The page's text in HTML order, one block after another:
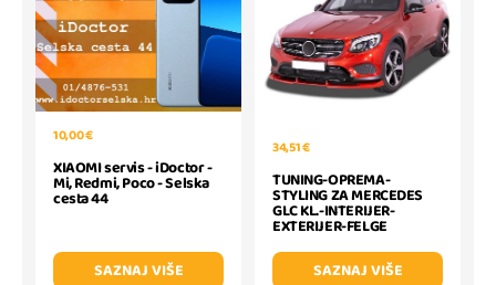
10,00 €
XIAOMI servis - iDoctor -
Mi, Redmi, Poco - Selska
cesta 44
SAZNAJ VIŠE
34,51 €
TUNING-OPREMA-
STYLING ZA MERCEDES
GLC KL.-INTERIJER-
EXTERIJER-FELGE
SAZNAJ VIŠE